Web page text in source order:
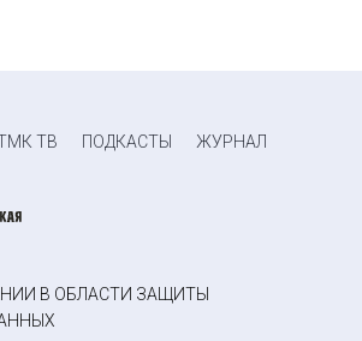
ТВ ПОДКАСТЫ ЖУРНАЛ
В ОБЛАСТИ ЗАЩИТЫ